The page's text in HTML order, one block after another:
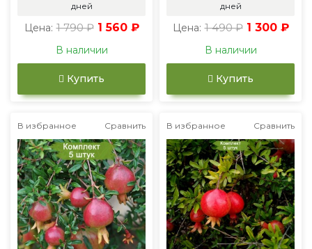
дней
Цена: 1 790 ₽ 1 560 ₽
В наличии
Купить
дней
Цена: 1 490 ₽ 1 300 ₽
В наличии
Купить
В избранное Сравнить В избранное Сравнить